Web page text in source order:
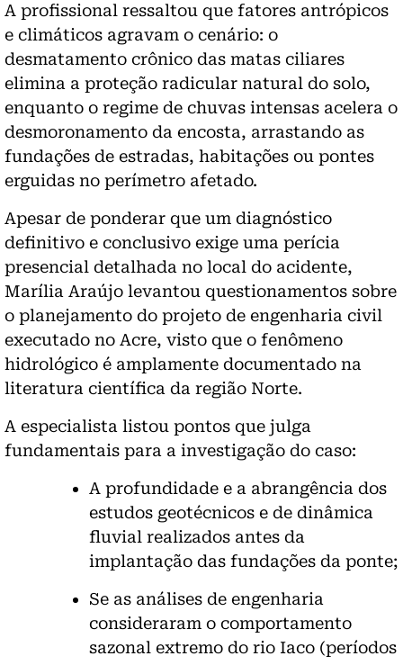
A profissional ressaltou que fatores antrópicos
e climáticos agravam o cenário: o
desmatamento crônico das matas ciliares
elimina a proteção radicular natural do solo,
enquanto o regime de chuvas intensas acelera o
desmoronamento da encosta, arrastando as
fundações de estradas, habitações ou pontes
erguidas no perímetro afetado.
Apesar de ponderar que um diagnóstico
definitivo e conclusivo exige uma perícia
presencial detalhada no local do acidente,
Marília Araújo levantou questionamentos sobre
o planejamento do projeto de engenharia civil
executado no Acre, visto que o fenômeno
hidrológico é amplamente documentado na
literatura científica da região Norte.
A especialista listou pontos que julga
fundamentais para a investigação do caso:
A profundidade e a abrangência dos
estudos geotécnicos e de dinâmica
fluvial realizados antes da
implantação das fundações da ponte;
Se as análises de engenharia
consideraram o comportamento
sazonal extremo do rio Iaco (períodos